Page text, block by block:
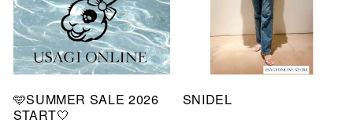
🩵SUMMER SALE 2026
START🤍
SNIDEL